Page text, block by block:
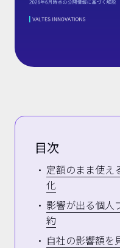
目次
定額のまま使え
化
影響が出る個人
約
自社の影響額を